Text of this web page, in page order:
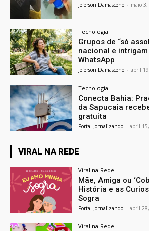
Jeferson Damasceno - maio
Tecnologia
Grupos de “só
nacional e
WhatsApp
Jeferson Damasceno - abril
Tecnologia
Conecta Bahia:
da Sapucaia
gratuita
Portal Jornalizando - abril
VIRAL NA REDE
Viral na Rede
Mãe, Amiga ou
História e as
Sogra
Portal Jornalizando - abril
Viral na Rede